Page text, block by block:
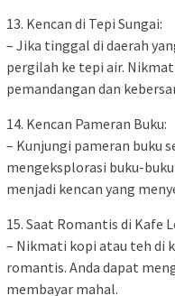
13. Kencan di Tepi Sungai:
– Jika tinggal di daerah
pergilah ke tepi air.
pemandangan dan
14. Kencan Pameran Buku:
– Kunjungi pameran buku
mengeksplorasi buku-
menjadi kencan yang
15. Saat Romantis di Kafe
– Nikmati kopi atau teh di
romantis. Anda dapat
membayar mahal.